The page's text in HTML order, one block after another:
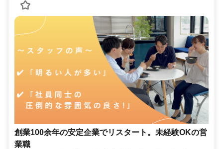
創業100余年の安定企業でリスタート。未経験OKの営
業職